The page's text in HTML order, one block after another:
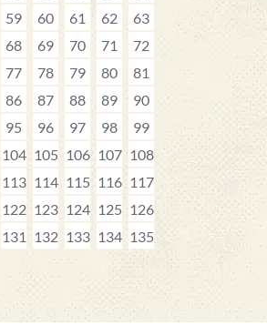
59 60 61 62
63
68 69 70 71
72
77 78 79 80
81
86 87 88 89
90
95 96 97 98
99
104 105 106 107 108
113 114 115 116 117
122 123 124 125 126
131 132 133 134 135